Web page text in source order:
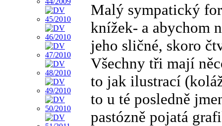
Malý sympatický
knížek- a abychom
jeho sličné, skoro
Všechny tři mají
to jak ilustrací
to u té posledně
pastózně pojatá